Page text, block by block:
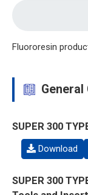
Fluororesin
General
SUPER 300
Download
SUPER 300